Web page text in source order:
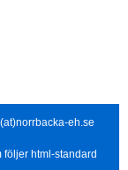
eh.se
html-standard